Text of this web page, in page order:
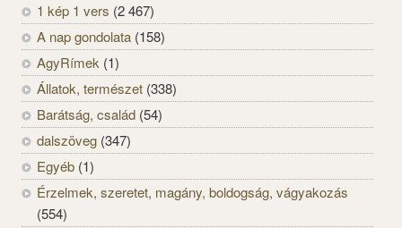
1 kép 1 vers (2 467)
A nap gondolata (158)
AgyRímek (1)
Állatok, természet (338)
Barátság, család (54)
dalszöveg (347)
Egyéb (1)
Érzelmek, szeretet, magány, boldogság, vágyakozás
(554)